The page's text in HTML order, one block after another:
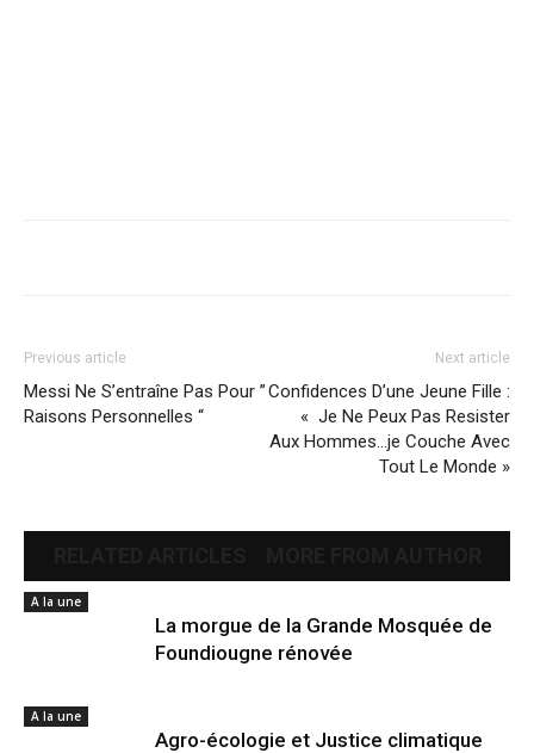
Previous article
Messi Ne S’entraîne Pas Pour ”
Raisons Personnelles “
Next article
Confidences D’une Jeune Fille :
« Je Ne Peux Pas Resister
Aux Hommes…je Couche Avec
Tout Le Monde »
A la une
La morgue de la Grande Mosquée de
Foundiougne rénovée
A la une
Agro-écologie et Justice climatique